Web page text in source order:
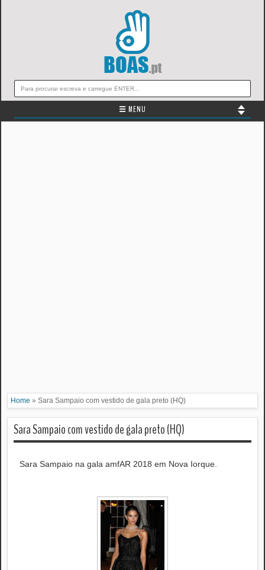
☰ MENU
Home » Sara Sampaio com vestido de gala preto (HQ)
Sara Sampaio com vestido de gala preto (HQ)
Sara Sampaio na gala amfAR 2018 em Nova Iorque.